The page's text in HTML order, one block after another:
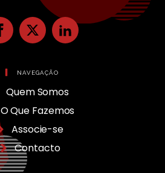
NAVEGAÇÃO
Quem Somos
O Que Fazemos
Associe-se
Contacto